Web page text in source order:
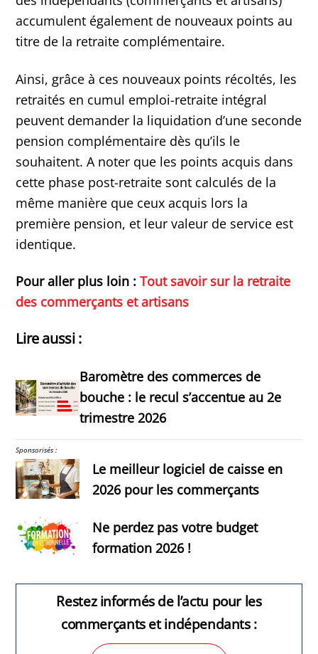
accumulent également de nouveaux points au
titre de la retraite complémentaire.
Ainsi, grâce à ces nouveaux points récoltés, les
retraités en cumul emploi-retraite intégral
peuvent demander la liquidation d’une seconde
pension complémentaire dès qu’ils le
souhaitent. A noter que les points acquis dans
cette phase post-retraite sont calculés de la
même manière que ceux acquis lors la
première pension, et leur valeur de service est
identique.
Pour aller plus loin :Tout savoir sur la retraite
des commerçants et artisans
Lire aussi :
Baromètre des commerces de
bouche : le recul s’accentue au 2e
trimestre 2026
Sponsorisés :
Le meilleur logiciel de caisse en
2026 pour les commerçants
Ne perdez pas votre budget
formation 2026 !
Restez informés de l’actu pour les
commerçants et indépendants :